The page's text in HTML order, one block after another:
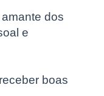
dos
e
boas